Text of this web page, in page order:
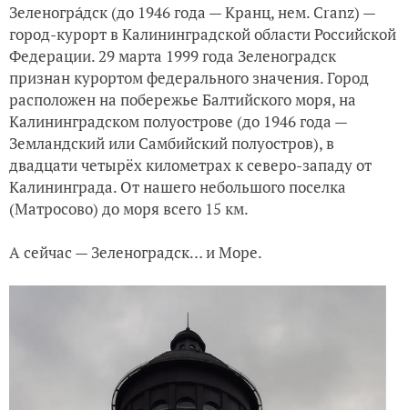
Зеленогра́дск (до 1946 года — Кранц, нем. Cranz) —
город-курорт в Калининградской области Российской
Федерации. 29 марта 1999 года Зеленоградск
признан курортом федерального значения. Город
расположен на побережье Балтийского моря, на
Калининградском полуострове (до 1946 года —
Земландский или Самбийский полуостров), в
двадцати четырёх километрах к северо-западу от
Калининграда. От нашего небольшого поселка
(Матросово) до моря всего 15 км.
А сейчас — Зеленоградск… и Море.